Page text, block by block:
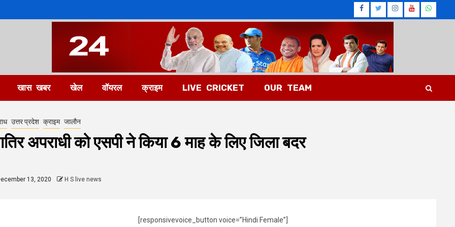
Facebook
Twitter
Instagram
खास खबर खेल वॉयरल क्राइम LIVE CRICKET OUR TEAM
उत्तर प्रदेश क्राइम जालौन
अपराधी को एसपी ने किया 6 माह के लिए जिला बदर
13, 2020 H S live news
[responsivevoice_button voice=”Hindi Female”]